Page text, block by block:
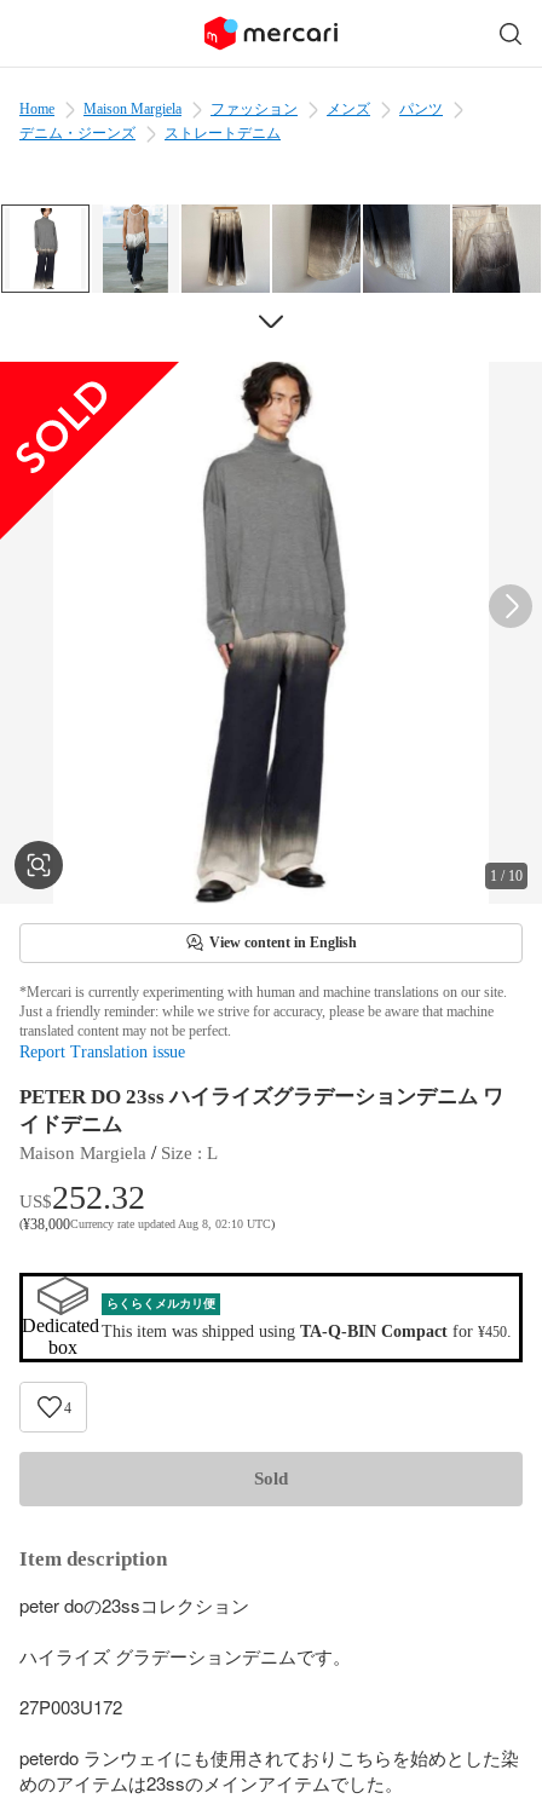
Home Maison Margiela ファッション メンズ
パンツ
デニム・ジーンズ
ストレートデニム
1 / 10
View content in English
*Mercari is currently experimenting with human and machine translations on our site.
Just a friendly reminder: while we strive for accuracy, please be aware that machine
translated content may not be perfect.
Report Translation issue
PETER DO 23ss ハイライズグラデーションデニム ワ
イドデニム
Maison Margiela / Size : L
US$252.32
(¥38,000Currency rate updated Aug 8, 02:10 UTC)
Dedicated
box
らくらくメルカリ便
This item was shipped using TA-Q-BIN Compact for ¥450.
4
Sold
Item description
peter doの23ssコレクション
ハイライズ グラデーションデニムです。
27P003U172
peterdo ランウェイにも使用されておりこちらを始めとした染
めのアイテムは23ssのメインアイテムでした。